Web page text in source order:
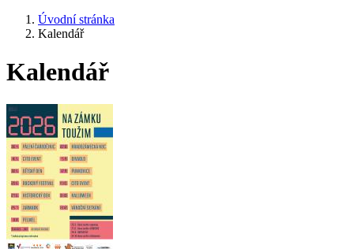
Úvodní stránka
Kalendář
Kalendář